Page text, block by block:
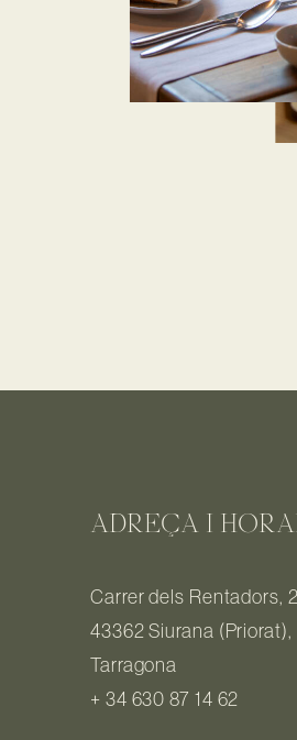
ADREÇA I
Carrer dels Rentadors,
43362 Siurana (Priorat),
Tarragona
+ 34 630 87 14 62